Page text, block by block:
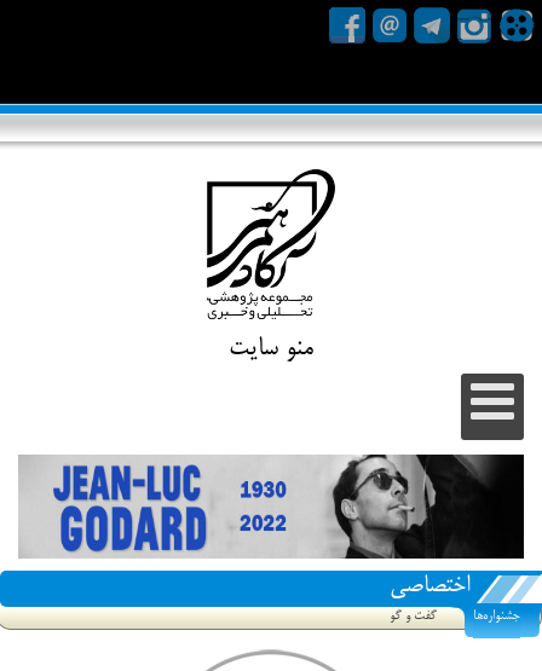
منو سایت
اختصاصی
جشنواره‌ها گفت و گو